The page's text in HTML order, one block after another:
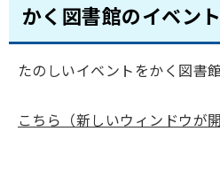
かく図書館のイベント
たのしいイベントをかく図書
こちら（新しいウィンドウが開